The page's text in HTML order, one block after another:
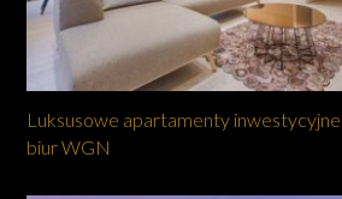
Luksusowe apartamenty inwestycyjne
biur WGN